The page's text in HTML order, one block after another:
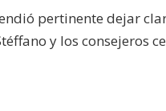
pertinente dejar
y los consejeros